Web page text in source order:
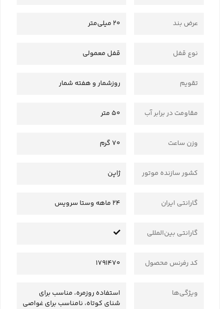
عرض بند 20 میلی‌متر
نوع قفل قفل معمولی
تقویم روزشمار و هفته شمار
مقاومت در برابر آب 50 متر
وزن ساعت 70 گرم
کشور سازنده موتور ژاپن
گارانتی ایران 24 ماهه وستا سرویس
گارانتی بین‌المللی
کد رفرنس محصول 1791470
ویژگی‌ها
استفاده روزمره، مناسب برای
شنای کوتاه، نامناسب برای غواصی